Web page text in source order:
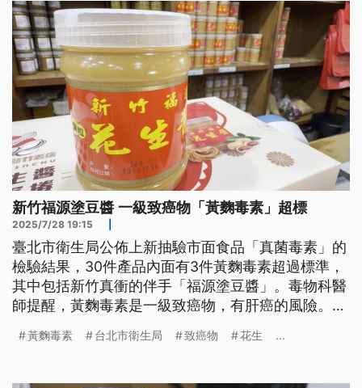
新竹福源塗豆醬 一級致癌物「黃麴毒素」超標
2025/7/28 19:15
臺北市衛生局公佈上新抽驗市面食品「真菌毒素」的
檢驗結果，30件產品內面有3件黃麴毒素超過標準，
其中包括新竹真衝的伴手「福源塗豆醬」。毒物科醫
師提醒，黃麴毒素是一級致癌物，有肝癌的風險。衛
改正，若無上懸通罰300萬。（新聞標題、導言為台
黃麴毒素 台北市衛生局 致癌物 花生 ...